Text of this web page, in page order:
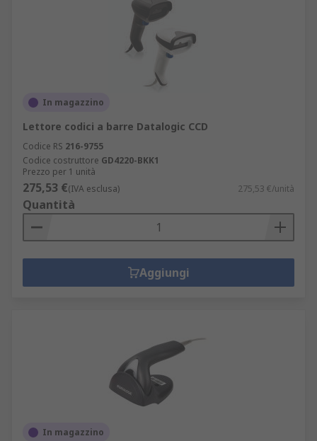
In magazzino
Lettore codici a barre Datalogic CCD
Codice RS 216-9755
Codice costruttore GD4220-BKK1
Prezzo per 1 unità
275,53 €(IVA esclusa) 275,53 €/unità
Quantità
Aggiungi
In magazzino